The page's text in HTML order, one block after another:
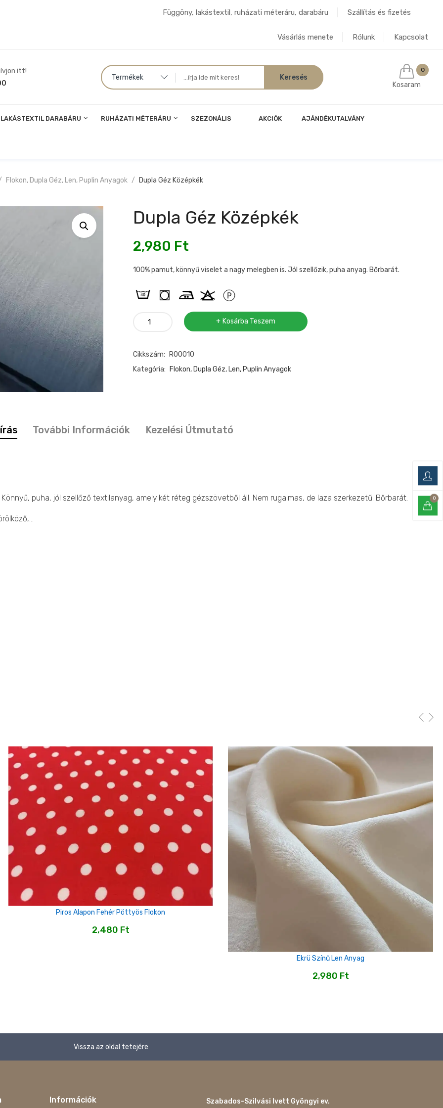
Függöny, lakástextil, ruházati méteráru, darabáru Szállítás és fizetés
Vásárlás menete Rólunk Kapcsolat
itt!
Termékek
0
Kosaram
LAKÁSTEXTIL DARABÁRU RUHÁZATI MÉTERÁRU SZEZONÁLIS AKCIÓK AJÁNDÉKUTALVÁNY
Flokon, Dupla Géz, Len, Puplin Anyagok Dupla Géz Középkék
Dupla Géz Középkék
2,980 Ft
100% pamut, könnyű viselet a nagy melegben is. Jól szellőzik, puha anyag. Bőrbarát.
Dupla
mennyiség
Kosárba Teszem
Cikkszám:
R00010
Kategória:
Flokon, Dupla Géz, Len, Puplin Anyagok
További Információk Kezelési Útmutató
puha, jól szellőző textilanyag, amely két réteg gézszövetből áll. Nem rugalmas, de laza szerkezetű. Bőrbarát.
Piros Alapon Fehér Pöttyös Flokon
2,480 Ft
Ekrü Színű Len Anyag
2,980 Ft
Vissza az oldal tetejére
Információk Szabados-Szilvási Ivett Gyöngyi ev.
0